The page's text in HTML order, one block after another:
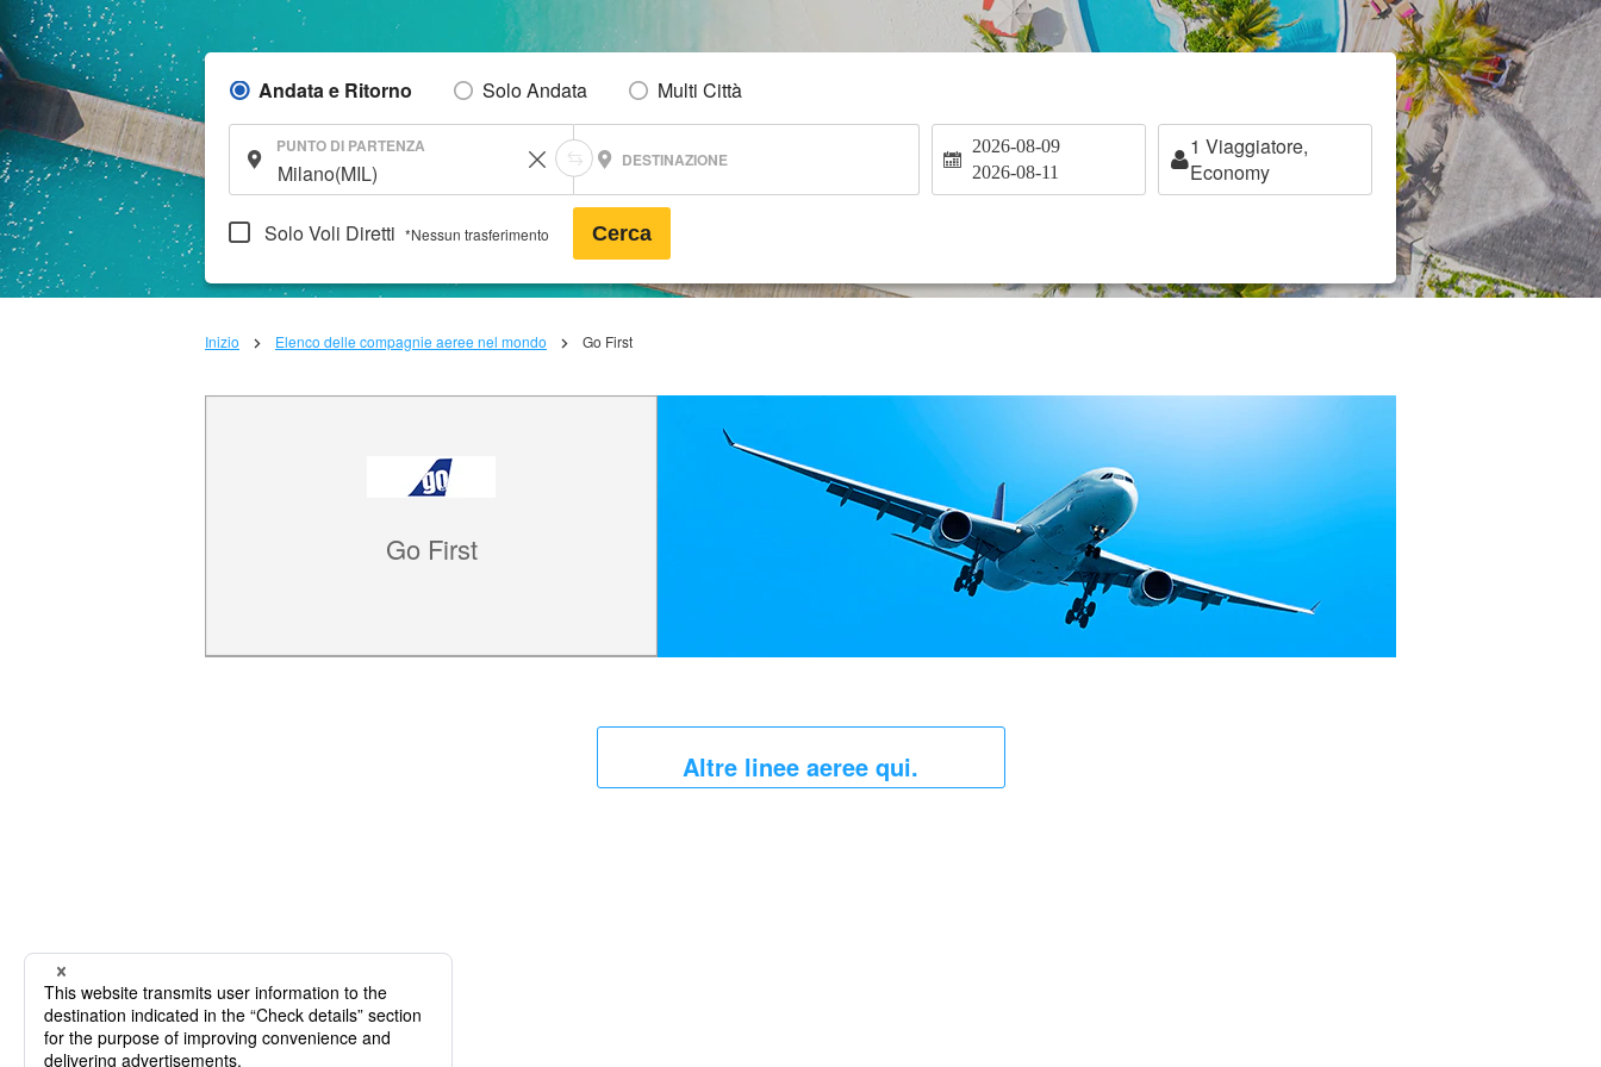
Andata e Ritorno Solo Andata Multi Città
PUNTO DI PARTENZA
DESTINAZIONE
2026-08-09
2026-08-11
1 Viaggiatore,
Economy
Solo Voli Diretti *Nessun trasferimento Cerca
Inizio Elenco delle compagnie aeree nel mondo Go First
Go First
Altre linee aeree qui.